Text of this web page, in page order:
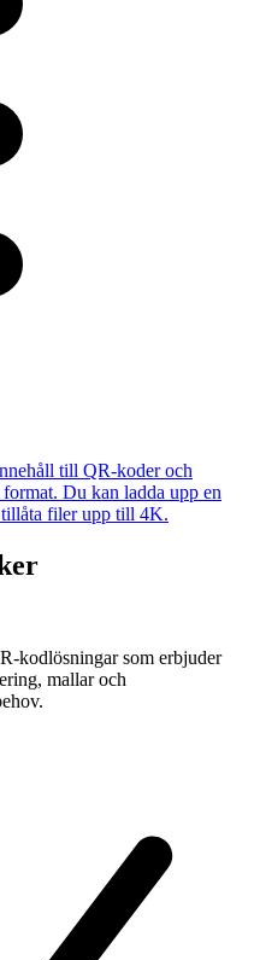
till QR-koder och
Du kan ladda upp en
filer upp till 4K.
kodlösningar som erbjuder
mallar och